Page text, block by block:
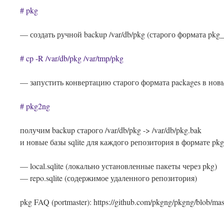
# pkg
— создать ручной backup /var/db/pkg (старого формата
# cp -R /var/db/pkg /var/tmp/pkg
— запустить конвертацию старого формата packages в
# pkg2ng
получим backup старого /var/db/pkg -> /var/db/pkg.bak
и новые базы sqlite для каждого репозитория в формате
— local.sqlite (локально установленные пакеты через pkg)
— repo.sqlite (содержимое удаленного репозитория)
pkg FAQ (portmaster): https://github.com/pkgng/pkgng/blob/